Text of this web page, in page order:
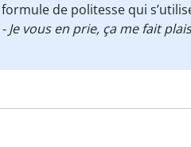
de politesse qui
Je vous en prie, ça me fait